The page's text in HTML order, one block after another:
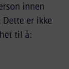
innen
er ikke
til å: